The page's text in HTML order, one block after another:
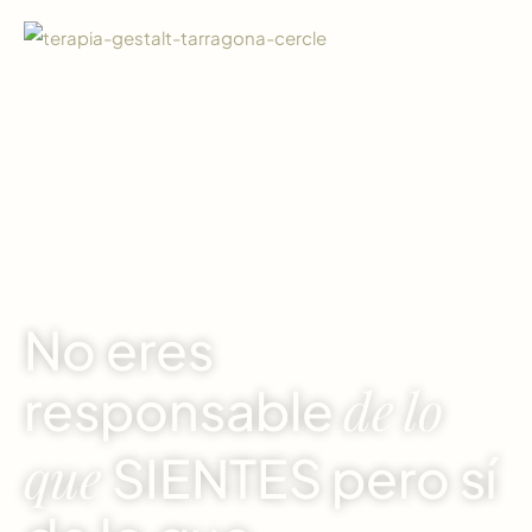
No eres
responsable de lo
que SIENTES pero sí